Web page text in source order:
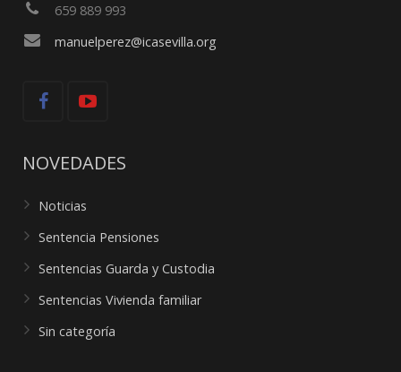
659 889 993
manuelperez@icasevilla.org
NOVEDADES
Noticias
Sentencia Pensiones
Sentencias Guarda y Custodia
Sentencias Vivienda familiar
Sin categoría